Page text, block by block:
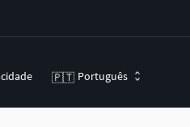
🇵🇹 Português